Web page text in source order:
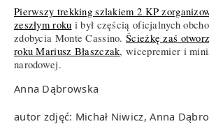
Pierwszy trekking szlakiem 2 KP
zeszłym roku i był częścią oficjalnych
zdobycia Monte Cassino.Ścieżkę zaś
roku Mariusz Błaszczak, wicepremier i
narodowej.
Anna Dąbrowska
autor zdjęć: Michał Niwicz, Anna